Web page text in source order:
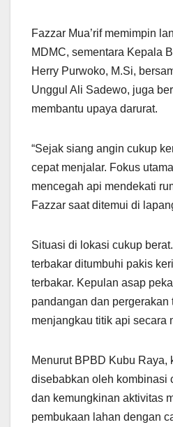
Fazzar Mua’rif memimpin
MDMC, sementara Kepala
Herry Purwoko, M.Si,
Unggul Ali Sadewo, juga
membantu upaya darurat.
“Sejak siang angin cukup
cepat menjalar. Fokus
mencegah api mendekati
Fazzar saat ditemui di
Situasi di lokasi cukup
terbakar ditumbuhi pakis
terbakar. Kepulan asap
pandangan dan pergerakan
menjangkau titik api secara
Menurut BPBD Kubu Raya,
disebabkan oleh kombinasi
dan kemungkinan aktivitas
pembukaan lahan dengan